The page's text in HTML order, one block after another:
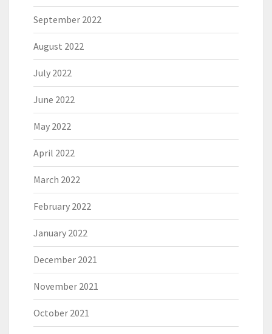
September 2022
August 2022
July 2022
June 2022
May 2022
April 2022
March 2022
February 2022
January 2022
December 2021
November 2021
October 2021